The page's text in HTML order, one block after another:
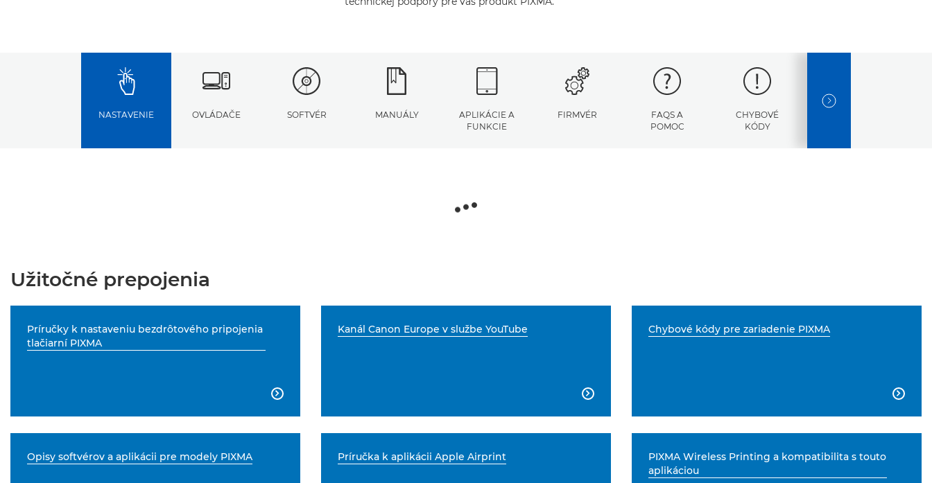
NASTAVENIE OVLÁDAČE SOFTVÉR MANUÁLY
APLIKÁCIE A
FUNKCIE
FIRMVÉR
FAQS A
POMOC
CHYBOVÉ
KÓDY
NEXT SLIDE
Užitočné prepojenia
Príručky k nastaveniu bezdrôtového pripojenia
tlačiarní PIXMA

Kanál Canon Europe v službe YouTube

Chybové kódy pre zariadenie PIXMA

Opisy softvérov a aplikácii pre modely PIXMA Príručka k aplikácii Apple Airprint
PIXMA Wireless Printing a kompatibilita s touto
aplikáciou